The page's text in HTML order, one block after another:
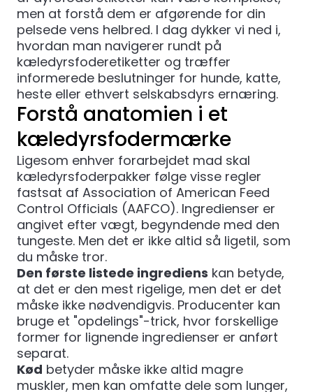
men at forstå dem er afgørende for din
pelsede vens helbred. I dag dykker vi ned i,
hvordan man navigerer rundt på
kæledyrsfoderetiketter og træffer
informerede beslutninger for hunde, katte,
heste eller ethvert selskabsdyrs ernæring.
Forstå anatomien i et
kæledyrsfodermærke
Ligesom enhver forarbejdet mad skal
kæledyrsfoderpakker følge visse regler
fastsat af Association of American Feed
Control Officials (AAFCO). Ingredienser er
angivet efter vægt, begyndende med den
tungeste. Men det er ikke altid så ligetil, som
du måske tror.
Den første listede ingrediens kan betyde,
at det er den mest rigelige, men det er det
måske ikke nødvendigvis. Producenter kan
bruge et "opdelings"-trick, hvor forskellige
former for lignende ingredienser er anført
separat.
Kød betyder måske ikke altid magre
muskler, men kan omfatte dele som lunger,